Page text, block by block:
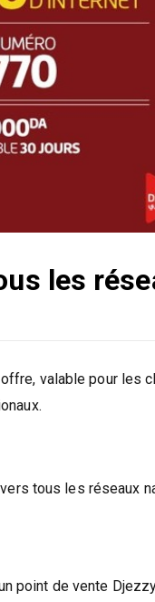
les
valable pour les
tous les réseaux
point de vente